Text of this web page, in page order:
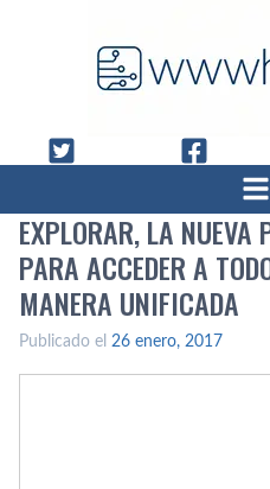
EXPLORAR, LA NUEVA
PARA ACCEDER A
MANERA UNIFICADA
Publicado el 26 enero, 2017